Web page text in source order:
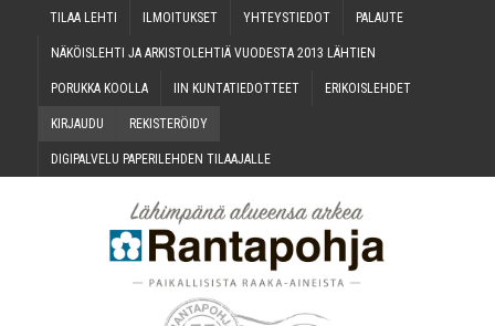
TILAA LEH­TI ILMOI­TUK­SET YHTEYS­TIE­DOT PALAU­TE
NÄKÖIS­LEH­TI JA ARKIS­TO­LEH­TIÄ VUO­DES­TA 2013 LÄHTIEN
PORUK­KA KOOLLA IIN KUN­TA­TIE­DOT­TEET ERI­KOIS­LEH­DET
KIR­JAU­DU REKIS­TE­RÖI­DY
DIGI­PAL­VE­LU PAPE­RI­LEH­DEN TILAAJALLE